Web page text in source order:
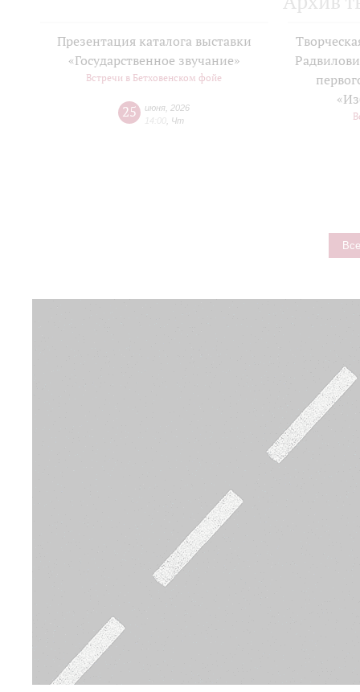
Презентация каталога выставки
«Государственное звучание»
Встречи в Бетховенском фойе
25 июня 2026
14:00 Чт